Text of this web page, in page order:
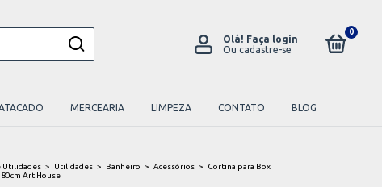
Olá! Faça login
Ou cadastre-se
0
MERCEARIA LIMPEZA CONTATO BLOG
Utilidades > Utilidades > Banheiro > Acessórios >
Cortina para Box
Art House